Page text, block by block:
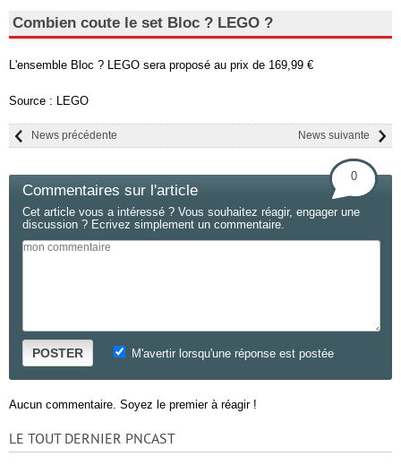
Combien coute le set Bloc ? LEGO ?
L'ensemble Bloc ? LEGO sera proposé au prix de 169,99 €
Source : LEGO
News suivante
News précédente
Commentaires sur l'article
0
Cet article vous a intéressé ? Vous souhaitez réagir, engager une
discussion ? Ecrivez simplement un commentaire.
POSTER M'avertir lorsqu'une réponse est postée
Aucun commentaire. Soyez le premier à réagir !
LE TOUT DERNIER PNCAST